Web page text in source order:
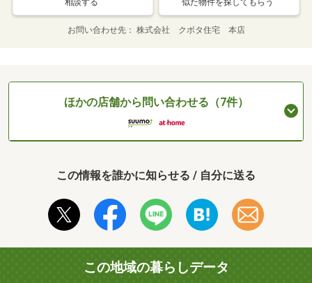
お問い合わせ先 株式会社 クボタ住宅 本店
ほかの店舗から問い合わせる（7件）
この情報を誰かに知らせる / 自分に送る
この地域の暮らしデータ